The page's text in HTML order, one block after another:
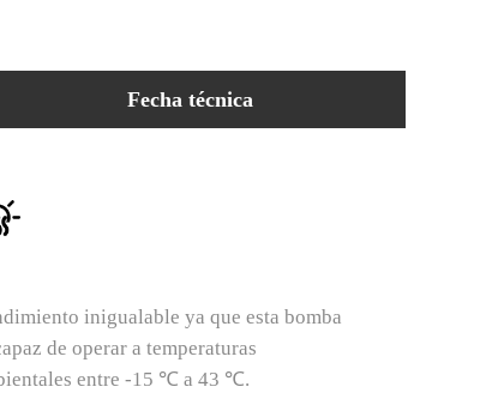
Fecha técnica
inigualable ya que esta bomba
de operar a temperaturas
entre -15 ℃ a 43 ℃.